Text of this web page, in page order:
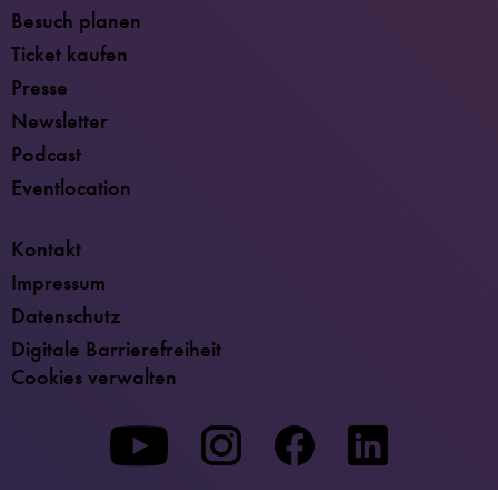
Besuch planen
Ticket kaufen
Presse
Newsletter
Podcast
Eventlocation
Kontakt
Impressum
Datenschutz
Digitale Barrierefreiheit
Cookies verwalten
Zu
unserer
Zu
unserer
Zu
unserer